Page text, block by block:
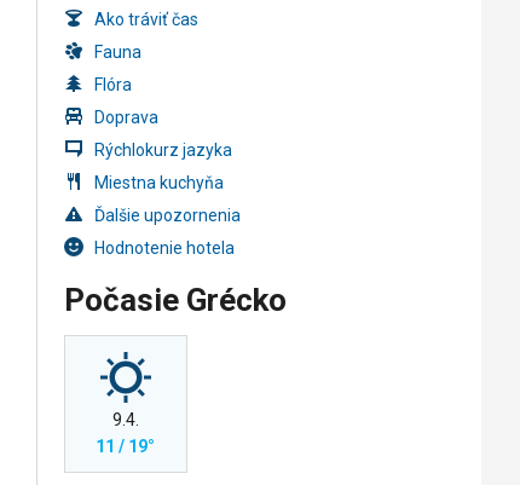
Ako tráviť čas
Fauna
Flóra
Doprava
Rýchlokurz jazyka
Miestna kuchyňa
Ďalšie upozornenia
Hodnotenie hotela
Počasie Grécko
9.4.
11 / 19°